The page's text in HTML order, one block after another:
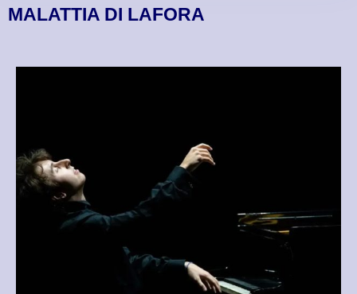
MALATTIA DI LAFORA